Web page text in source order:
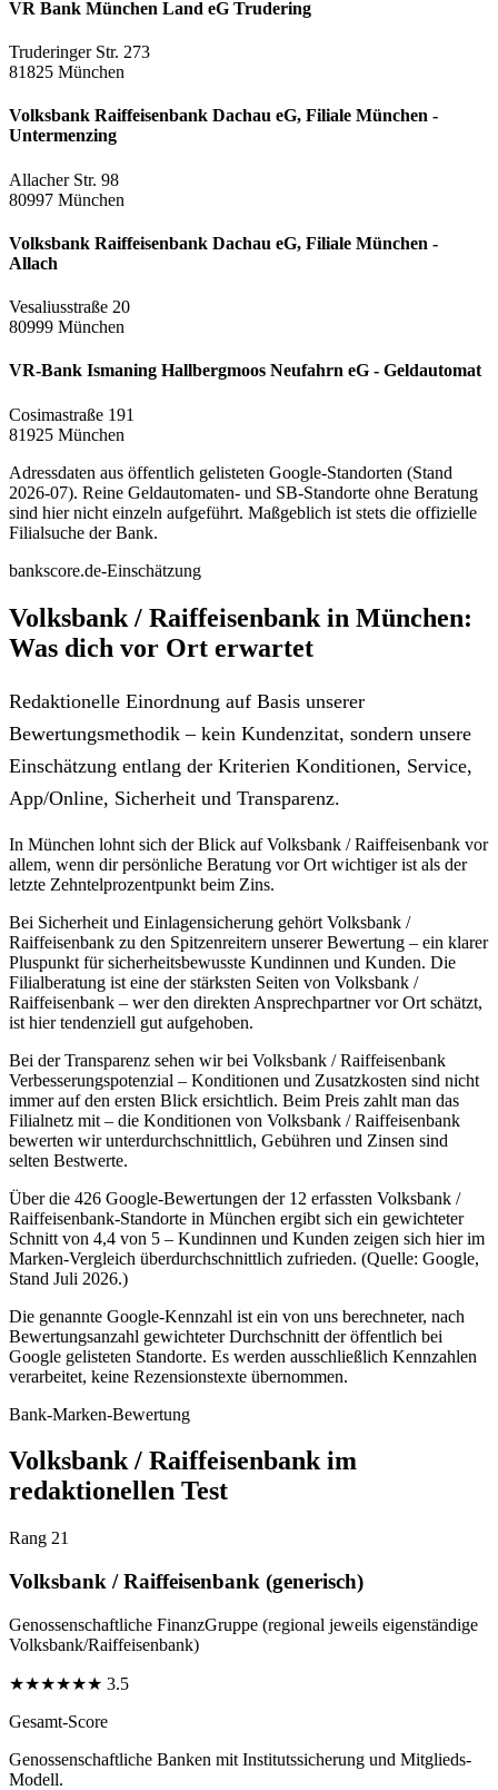
VR Bank München Land eG Trudering
Truderinger Str. 273
81825 München
Volksbank Raiffeisenbank Dachau eG, Filiale München -
Untermenzing
Allacher Str. 98
80997 München
Volksbank Raiffeisenbank Dachau eG, Filiale München -
Allach
Vesaliusstraße 20
80999 München
VR-Bank Ismaning Hallbergmoos Neufahrn eG - Geldautomat
Cosimastraße 191
81925 München
Adressdaten aus öffentlich gelisteten Google-Standorten (Stand
2026-07). Reine Geldautomaten- und SB-Standorte ohne Beratung
sind hier nicht einzeln aufgeführt. Maßgeblich ist stets die offizielle
Filialsuche der Bank.
bankscore.de-Einschätzung
Volksbank / Raiffeisenbank in München:
Was dich vor Ort erwartet
Redaktionelle Einordnung auf Basis unserer
Bewertungsmethodik – kein Kundenzitat, sondern unsere
Einschätzung entlang der Kriterien Konditionen, Service,
App/Online, Sicherheit und Transparenz.
In München lohnt sich der Blick auf Volksbank / Raiffeisenbank vor
allem, wenn dir persönliche Beratung vor Ort wichtiger ist als der
letzte Zehntelprozentpunkt beim Zins.
Bei Sicherheit und Einlagensicherung gehört Volksbank /
Raiffeisenbank zu den Spitzenreitern unserer Bewertung – ein klarer
Pluspunkt für sicherheitsbewusste Kundinnen und Kunden. Die
Filialberatung ist eine der stärksten Seiten von Volksbank /
Raiffeisenbank – wer den direkten Ansprechpartner vor Ort schätzt,
ist hier tendenziell gut aufgehoben.
Bei der Transparenz sehen wir bei Volksbank / Raiffeisenbank
Verbesserungspotenzial – Konditionen und Zusatzkosten sind nicht
immer auf den ersten Blick ersichtlich. Beim Preis zahlt man das
Filialnetz mit – die Konditionen von Volksbank / Raiffeisenbank
bewerten wir unterdurchschnittlich, Gebühren und Zinsen sind
selten Bestwerte.
Über die 426 Google-Bewertungen der 12 erfassten Volksbank /
Raiffeisenbank-Standorte in München ergibt sich ein gewichteter
Schnitt von 4,4 von 5 – Kundinnen und Kunden zeigen sich hier im
Marken-Vergleich überdurchschnittlich zufrieden. (Quelle: Google,
Stand Juli 2026.)
Die genannte Google-Kennzahl ist ein von uns berechneter, nach
Bewertungsanzahl gewichteter Durchschnitt der öffentlich bei
Google gelisteten Standorte. Es werden ausschließlich Kennzahlen
verarbeitet, keine Rezensionstexte übernommen.
Bank-Marken-Bewertung
Volksbank / Raiffeisenbank im
redaktionellen Test
Rang 21
Volksbank / Raiffeisenbank (generisch)
Genossenschaftliche FinanzGruppe (regional jeweils eigenständige
Volksbank/Raiffeisenbank)
★★★★★★ 3.5
Gesamt-Score
Genossenschaftliche Banken mit Institutssicherung und Mitglieds-
Modell.